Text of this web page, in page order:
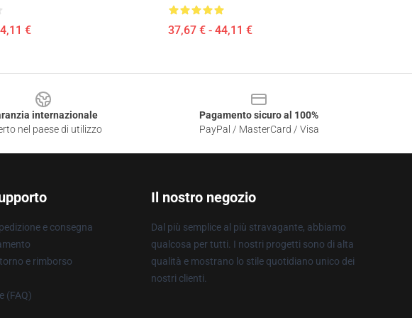
€ 37,67 € - 44,11 €
internazionale
nel paese di utilizzo
Pagamento sicuro al 100%
PayPal / MasterCard / Visa
e consegna
e rimborso
(FAQ)
Il nostro negozio
Dal più semplice al più stravagante, abbiamo
qualcosa per tutti. I nostri progetti sono di alta
qualità e mostrano lo stile quotidiano unico dei
nostri clienti.